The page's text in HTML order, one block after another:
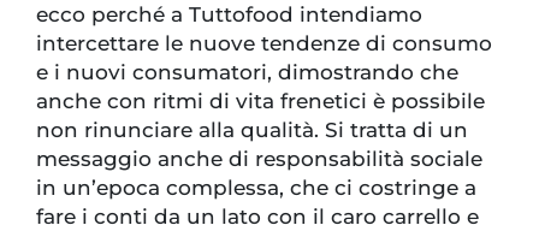
ecco perché a Tuttofood intendiamo
intercettare le nuove tendenze di consumo
e i nuovi consumatori, dimostrando che
anche con ritmi di vita frenetici è possibile
non rinunciare alla qualità. Si tratta di un
messaggio anche di responsabilità sociale
in un’epoca complessa, che ci costringe a
fare i conti da un lato con il caro carrello e